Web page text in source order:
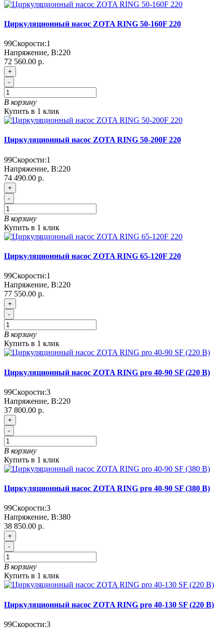
Циркуляционный насос ZOTA RING 50-160F 220
99Скорости:1
Напряжение, В:220
72 560.00 р.
+
-
В корзину
Купить в 1 клик
Циркуляционный насос ZOTA RING 50-200F 220
99Скорости:1
Напряжение, В:220
74 490.00 р.
+
-
В корзину
Купить в 1 клик
Циркуляционный насос ZOTA RING 65-120F 220
99Скорости:1
Напряжение, В:220
77 550.00 р.
+
-
В корзину
Купить в 1 клик
Циркуляционный насос ZOTA RING pro 40-90 SF (220 В)
99Скорости:3
Напряжение, В:220
37 800.00 р.
+
-
В корзину
Купить в 1 клик
Циркуляционный насос ZOTA RING pro 40-90 SF (380 В)
99Скорости:3
Напряжение, В:380
38 850.00 р.
+
-
В корзину
Купить в 1 клик
Циркуляционный насос ZOTA RING pro 40-130 SF (220 В)
99Скорости:3